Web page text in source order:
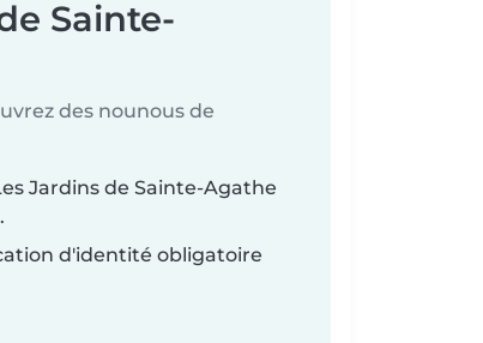
Sainte-
des nounous de
Jardins de Sainte-Agathe
d'identité obligatoire